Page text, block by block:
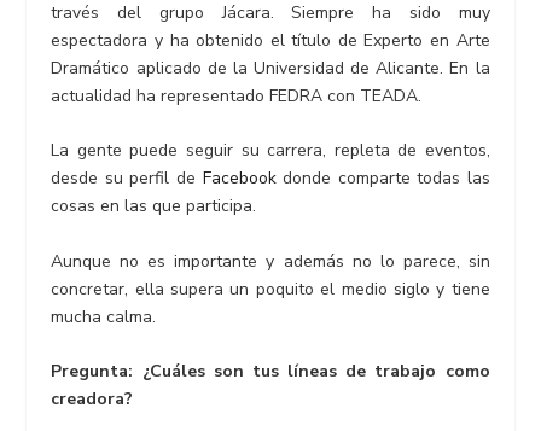
través del grupo Jácara. Siempre ha sido muy
espectadora y ha obtenido el título de Experto en Arte
Dramático aplicado de la Universidad de Alicante. En la
actualidad ha representado FEDRA con TEADA.
La gente puede seguir su carrera, repleta de eventos,
desde su perfil de Facebookdonde comparte todas las
cosas en las que participa.
Aunque no es importante y además no lo parece, sin
concretar, ella supera un poquito el medio siglo y tiene
mucha calma.
Pregunta: ¿Cuáles son tus líneas de trabajo como
creadora?